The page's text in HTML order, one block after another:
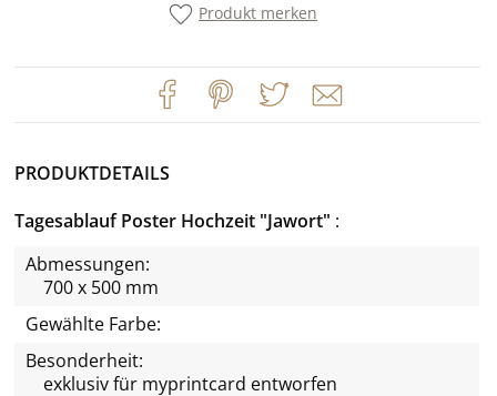
Produkt merken
PRODUKTDETAILS
Tagesablauf Poster Hochzeit "Jawort"
Abmessungen:
700 x 500 mm
Gewählte Farbe:
Besonderheit:
exklusiv für myprintcard entworfen